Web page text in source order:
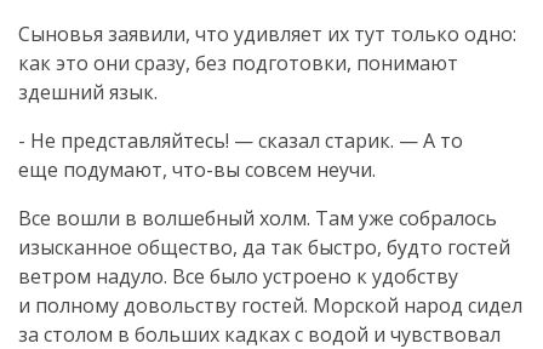
Сыновья заявили, что удивляет их тут только одно:
как это они сразу, без подготовки, понимают
здешний язык.
- Не представляйтесь! — сказал старик. — А то
еще подумают, что-вы совсем неучи.
Все вошли в волшебный холм. Там уже собралось
изысканное общество, да так быстро, будто гостей
ветром надуло. Все было устроено к удобству
и полному довольству гостей. Морской народ сидел
за столом в больших кадках с водой и чувствовал